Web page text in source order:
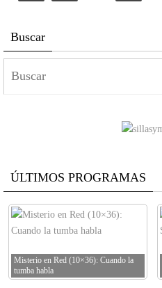
Buscar
ÚLTIMOS PROGRAMAS
Misterio en Red (10×36): Cuando la
tumba habla